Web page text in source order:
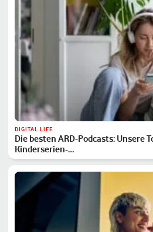
DIGITAL LIFE
Die besten ARD-Podcasts: Unsere
Kinderserien-…